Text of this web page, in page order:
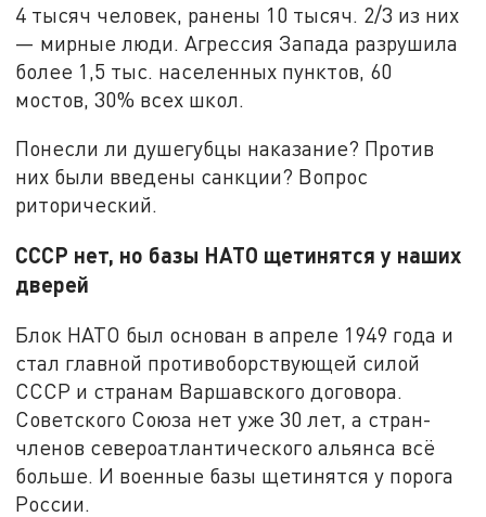
4 тысяч человек, ранены 10 тысяч. 2/3 из них
— мирные люди. Агрессия Запада разрушила
более 1,5 тыс. населенных пунктов, 60
мостов, 30% всех школ.
Понесли ли душегубцы наказание? Против
них были введены санкции? Вопрос
риторический.
СССР нет, но базы НАТО щетинятся у наших
дверей
Блок НАТО был основан в апреле 1949 года и
стал главной противоборствующей силой
СССР и странам Варшавского договора.
Советского Союза нет уже 30 лет, а стран-
членов североатлантического альянса всё
больше. И военные базы щетинятся у порога
России.